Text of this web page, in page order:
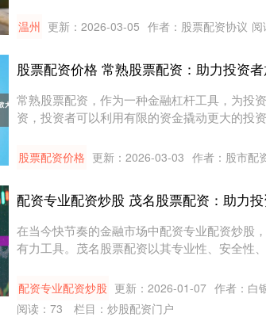
温州 更新：2026-03-05 作者：股票配资协议 阅
股票配资价格 常熟股票配资：助力投资
常熟股票配资，作为一种金融杠杆工具，为投
资，投资者可以利用有限的资金撬动更大的投
股票配资价格 更新：2026-03-03 作者：股市配
配资专业配资炒股 茂名股票配资：助力
在当今快节奏的金融市场中配资专业配资炒股
有力工具。茂名股票配资以其专业性、安全性
配资专业配资炒股 更新：2026-01-07 作者：白
阅读： 73 栏目： 炒股配资门户